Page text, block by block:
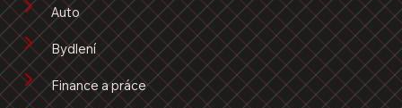
Auto
Bydlení
Finance a práce